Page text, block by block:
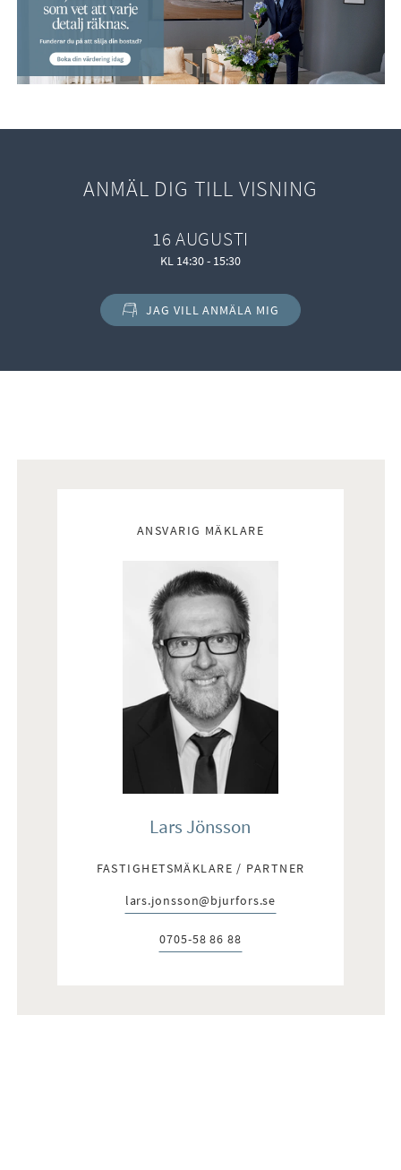
ANMÄL DIG TILL VISNING
16 AUGUSTI
KL 14:30 - 15:30
JAG VILL ANMÄLA MIG
ANSVARIG MÄKLARE
Lars Jönsson
FASTIGHETSMÄKLARE / PARTNER
E-post:
lars.jonsson@bjurfors.se
Telefon:
0705-58 86 88